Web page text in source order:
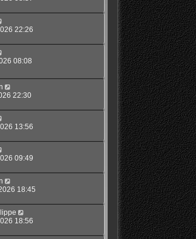
22:26
08:08
22:30
13:56
09:49
18:45
18:56